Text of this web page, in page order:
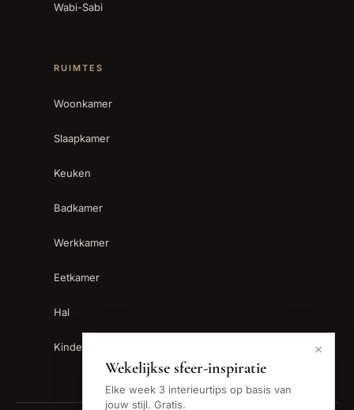
Wabi-Sabi
RUIMTES
Woonkamer
Slaapkamer
Keuken
Badkamer
Werkkamer
Eetkamer
Hal
Kinderkamer ×
Wekelijkse sfeer-inspiratie
Elke week 3 interieurtips op basis van
jouw stijl. Gratis.